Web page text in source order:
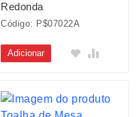
Redonda
Código: P$07022A
Adicionar